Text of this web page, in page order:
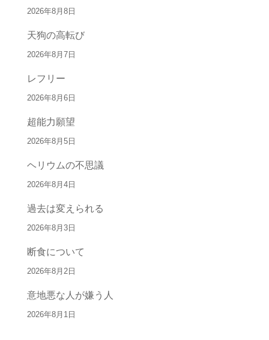
2026年8月8日
天狗の高転び
2026年8月7日
レフリー
2026年8月6日
超能力願望
2026年8月5日
ヘリウムの不思議
2026年8月4日
過去は変えられる
2026年8月3日
断食について
2026年8月2日
意地悪な人が嫌う人
2026年8月1日